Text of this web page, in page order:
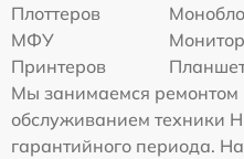
Плоттеров
МФУ
Принтеров
Мы занимаемся ремонтом
обслуживанием техники
гарантийного периода.